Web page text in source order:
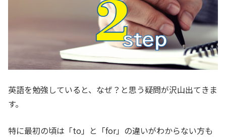
英語を勉強していると、なぜ？と思う疑問が沢山出てきま
す。
特に最初の頃は「to」と「for」の違いがわからない方も